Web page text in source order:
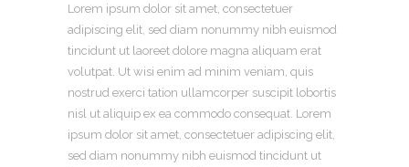
Lorem ipsum dolor sit amet, consectetuer
adipiscing elit, sed diam nonummy nibh euismod
tincidunt ut laoreet dolore magna aliquam erat
volutpat. Ut wisi enim ad minim veniam, quis
nostrud exerci tation ullamcorper suscipit lobortis
nisl ut aliquip ex ea commodo consequat. Lorem
ipsum dolor sit amet, consectetuer adipiscing elit,
sed diam nonummy nibh euismod tincidunt ut